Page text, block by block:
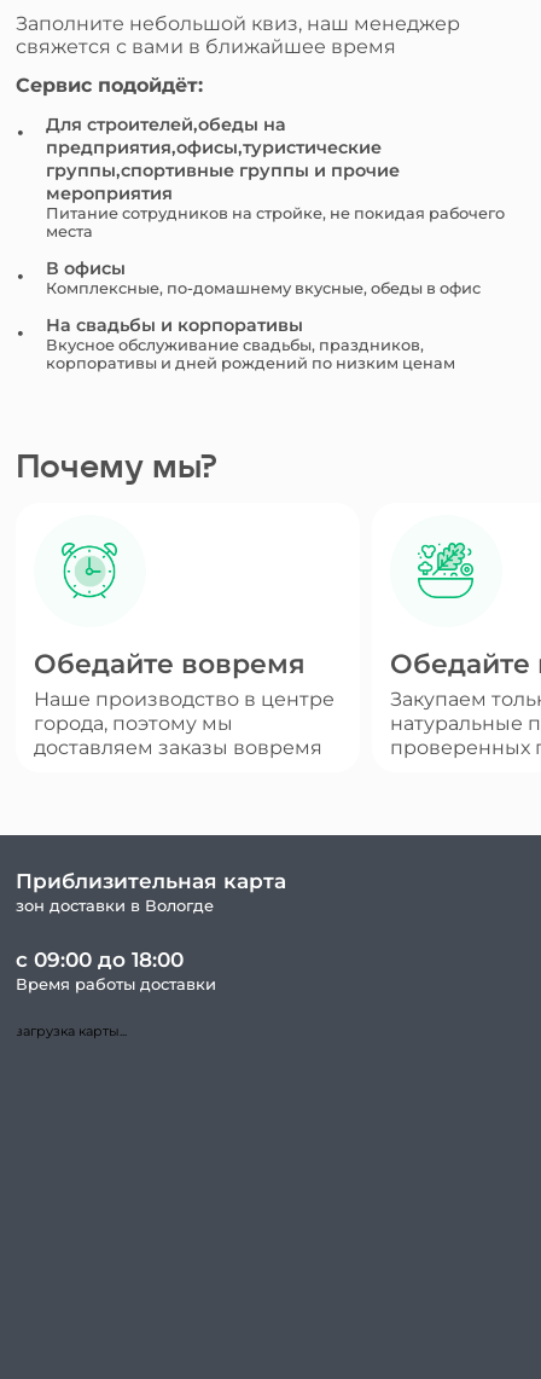
Заполните небольшой квиз, наш менеджер
свяжется с вами в ближайшее время
Сервис подойдёт:
Для строителей,обеды на
предприятия,офисы,туристические
группы,спортивные группы и прочие
мероприятия
Питание сотрудников на стройке, не покидая рабочего
места
В офисы
Комплексные, по-домашнему вкусные, обеды в офис
На свадьбы и корпоративы
Вкусное обслуживание свадьбы, праздников,
корпоративы и дней рождений по низким ценам
Почему мы?
Обедайте вовремя
Наше производство в центре
города, поэтому мы
доставляем заказы вовремя
Обедайте
Закупаем
натуральные
проверенных
Приблизительная карта
зон доставки в Вологде
с 09:00 до 18:00
Время работы доставки
загрузка карты...